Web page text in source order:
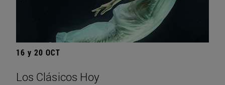
16 y 20 OCT
Los Clásicos Hoy